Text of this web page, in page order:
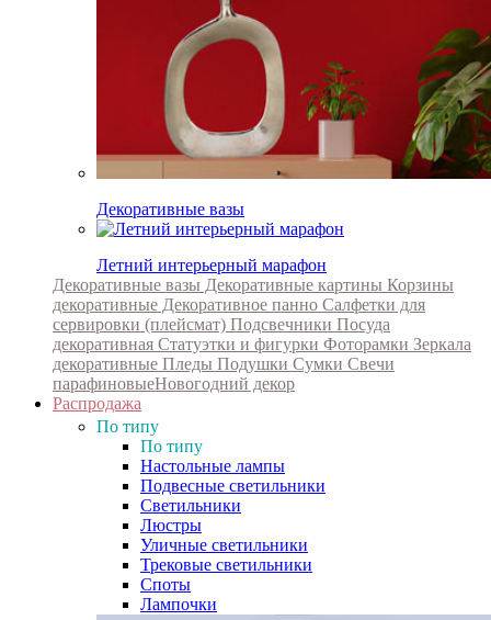
Декоративные вазы
Летний интерьерный марафон
Декоративные вазы Декоративные картины Корзины
декоративные Декоративное панно Салфетки для
сервировки (плейсмат) Подсвечники Посуда
декоративная Статуэтки и фигурки Фоторамки Зеркала
декоративные Пледы Подушки Сумки Свечи
парафиновыеНовогодний декор
Распродажа
По типу
По типу
Настольные лампы
Подвесные светильники
Светильники
Люстры
Уличные светильники
Трековые светильники
Споты
Лампочки